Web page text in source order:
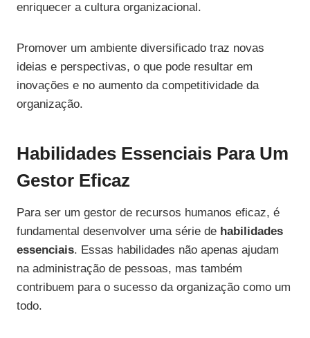
enriquecer a cultura organizacional.
Promover um ambiente diversificado traz novas
ideias e perspectivas, o que pode resultar em
inovações e no aumento da competitividade da
organização.
Habilidades Essenciais Para Um
Gestor Eficaz
Para ser um gestor de recursos humanos eficaz, é
fundamental desenvolver uma série de habilidades
essenciais. Essas habilidades não apenas ajudam
na administração de pessoas, mas também
contribuem para o sucesso da organização como um
todo.